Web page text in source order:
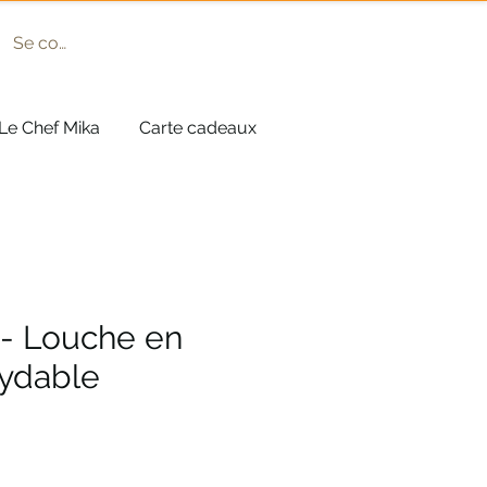
Se connecter
Le Chef Mika Carte cadeaux
Louche en